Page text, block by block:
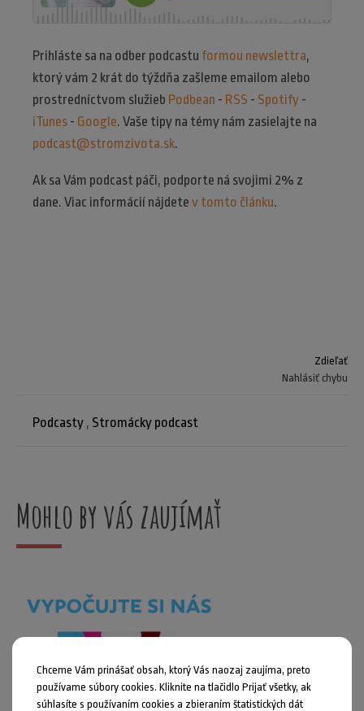
Prihláste sa na odber podcastu formou newslettra,
ktorý vám 2 krát do týždňa zašleme emailom alebo
prostredníctvom služieb Podbean - RSS - Spotify -
iTunes - Google. Vaše tipy na témy nám zasielajte na
podcast@stromzivota.sk.
Ak sa Vám podcast páči, podporte ná svojimi 2% z
dane. Viac informácií nájdete v tomto článku.
Zdieľať
Nahlásiť chybu
Podcasty , Stromácky podcast
Mohlo by vás zaujímať
Chceme Vám prinášať obsah, ktorý Vás naozaj zaujíma, preto
používame súbory cookies. Kliknite na tlačidlo Prijať všetky, ak
súhlasíte s používaním cookies a zbieraním štatistických dát